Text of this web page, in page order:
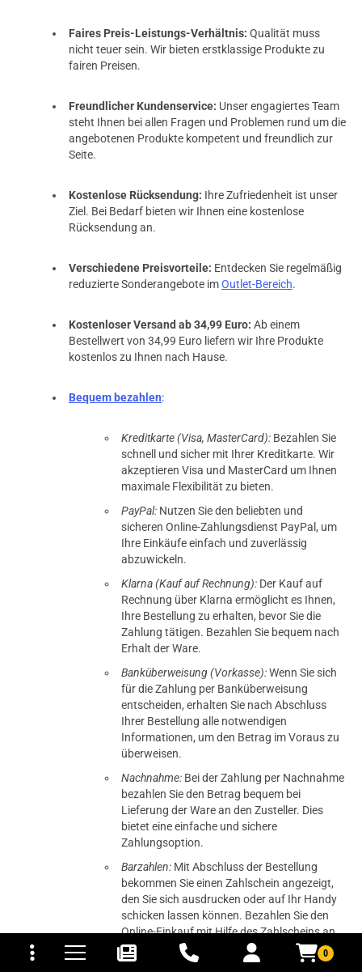
0
und Versandkosten
Faires Preis-Leistungs-Verhältnis: Qualität muss
nicht teuer sein. Wir bieten erstklassige Produkte zu
fairen Preisen.
Freundlicher Kundenservice: Unser engagiertes Team
steht Ihnen bei allen Fragen und Problemen rund um die
angebotenen Produkte kompetent und freundlich zur
Seite.
Kostenlose Rücksendung: Ihre Zufriedenheit ist unser
Ziel. Bei Bedarf bieten wir Ihnen eine kostenlose
Rücksendung an.
Verschiedene Preisvorteile: Entdecken Sie regelmäßig
reduzierte Sonderangebote imOutlet-Bereich.
Kostenloser Versand ab 34,99 Euro: Ab einem
Bestellwert von 34,99 Euro liefern wir Ihre Produkte
kostenlos zu Ihnen nach Hause.
Bequem bezahlen:
Kreditkarte (Visa, MasterCard): Bezahlen Sie
schnell und sicher mit Ihrer Kreditkarte. Wir
akzeptieren Visa und MasterCard um Ihnen
maximale Flexibilität zu bieten.
PayPal: Nutzen Sie den beliebten und
sicheren Online-Zahlungsdienst PayPal, um
Ihre Einkäufe einfach und zuverlässig
abzuwickeln.
Klarna (Kauf auf Rechnung): Der Kauf auf
Rechnung über Klarna ermöglicht es Ihnen,
Ihre Bestellung zu erhalten, bevor Sie die
Zahlung tätigen. Bezahlen Sie bequem nach
Erhalt der Ware.
Banküberweisung (Vorkasse):Wenn Sie sich
für die Zahlung per Banküberweisung
entscheiden, erhalten Sie nach Abschluss
Ihrer Bestellung alle notwendigen
Informationen, um den Betrag im Voraus zu
überweisen.
Nachnahme: Bei der Zahlung per Nachnahme
bezahlen Sie den Betrag bequem bei
Lieferung der Ware an den Zusteller. Dies
bietet eine einfache und sichere
Zahlungsoption.
Barzahlen: Mit Abschluss der Bestellung
bekommen Sie einen Zahlschein angezeigt,
den Sie sich ausdrucken oder auf Ihr Handy
schicken lassen können. Bezahlen Sie den
Online-Einkauf mit Hilfe des Zahlscheins an
der Kasse einer Barzahlen.de-Partnerfiliale.